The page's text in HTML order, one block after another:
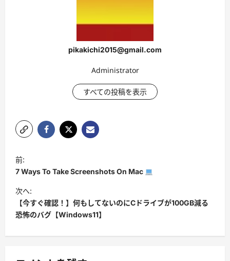
pikakichi2015@gmail.com
Administrator
すべての投稿を表示
投
稿
ナ
ビ
ゲ
ー
前:
7 Ways To Take Screenshots On Mac
次へ:
【今すぐ確認！】何もしてないのにCドライブが100GB減る
恐怖のバグ【Windows11】